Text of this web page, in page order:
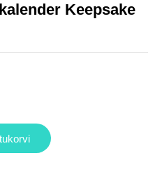
Keepsake